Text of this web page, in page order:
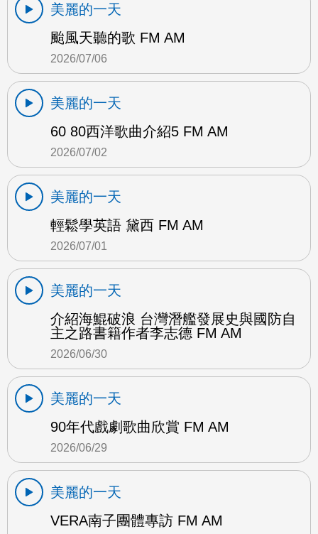
美麗的一天
颱風天聽的歌 FM AM
2026/07/06
美麗的一天
60 80西洋歌曲介紹5 FM AM
2026/07/02
美麗的一天
輕鬆學英語 黛西 FM AM
2026/07/01
美麗的一天
介紹海鯤破浪 台灣潛艦發展史與國防自
主之路書籍作者李志德 FM AM
2026/06/30
美麗的一天
90年代戲劇歌曲欣賞 FM AM
2026/06/29
美麗的一天
VERA南子團體專訪 FM AM